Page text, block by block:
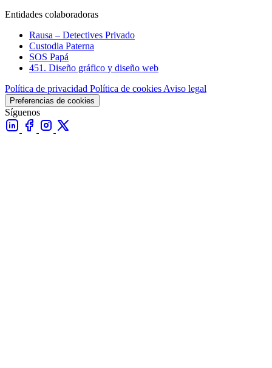
Entidades colaboradoras
Rausa – Detectives Privado
Custodia Paterna
SOS Papá
451. Diseño gráfico y diseño web
Política de privacidad Política de cookies Aviso legal
Preferencias de cookies
Síguenos